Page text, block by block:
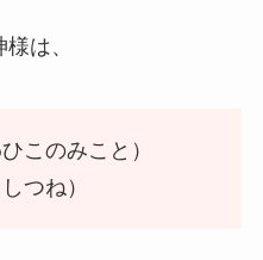
は、
このみこと）
つね）